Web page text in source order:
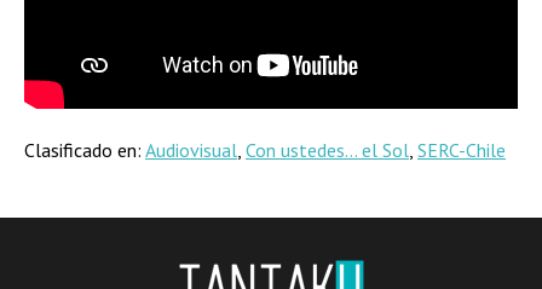
Clasificado en: Audiovisual, Con ustedes... el Sol, SERC-Chile